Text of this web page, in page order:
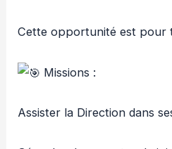
Cette opportunité est
Missions :
Assister la Direction dans